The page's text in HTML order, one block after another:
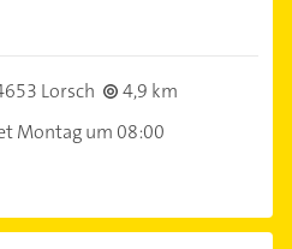
Lorsch
4,9 km
Montag um 08:00